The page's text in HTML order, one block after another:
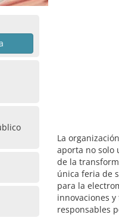
La
aporta no solo
de la
única feria de
para la
innovaciones
responsables